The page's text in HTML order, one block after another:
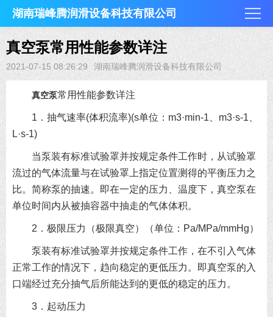
湖南瑞峰腾润滑设备科技有限公司
真空泵常用性能参数详注
2021-07-15 08:26:29 湖南瑞峰腾润滑设备科技有限公司
真空泵常用性能参数详注
1．抽气速率(体积流率)(s单位：m3·min-1、m3·s-1、
L·s-1)
当泵装有标准试验罩并按规定条件工作时，从试验罩
流过的气体流量与在试验罩上指定位置测得的平衡压力之
比。简称泵的抽速。即在一定的压力、温度下，真空泵在
单位时间内从被抽容器中抽走的气体体积。
2．极限压力（极限真空）（单位：Pa/MPa/mmHg）
泵装有标准试验罩并按规定条件工作，在不引入气体
正常工作的情况下，趋向稳定的更低压力。即真空泵的入
口端经过充分抽气后所能达到的更低的稳定的压力。
3．起动压力